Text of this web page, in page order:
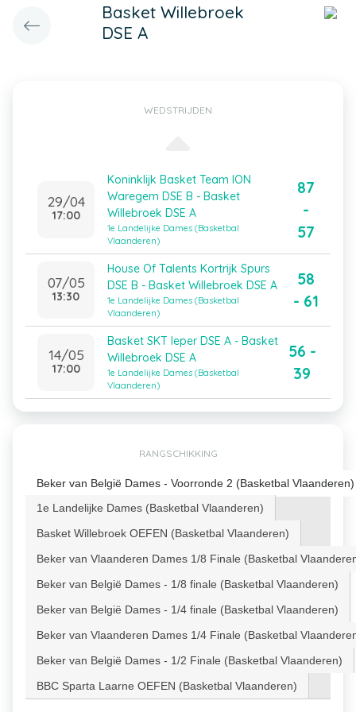
Basket Willebroek
DSE A
WEDSTRIJDEN
29/04
17:00
Koninklijk Basket Team ION
Waregem DSE B - Basket
Willebroek DSE A
1e Landelijke Dames (Basketbal
Vlaanderen)
87
-
57
07/05
13:30
House Of Talents Kortrijk Spurs
DSE B - Basket Willebroek DSE A
1e Landelijke Dames (Basketbal
Vlaanderen)
58
- 61
14/05
17:00
Basket SKT Ieper DSE A - Basket
Willebroek DSE A
1e Landelijke Dames (Basketbal
Vlaanderen)
56 -
39
RANGSCHIKKING
Beker van België Dames - Voorronde 2 (Basketbal Vlaanderen)
1e Landelijke Dames (Basketbal Vlaanderen)
Basket Willebroek OEFEN (Basketbal Vlaanderen)
Beker van Vlaanderen Dames 1/8 Finale (Basketbal
Beker van België Dames - 1/8 finale (Basketbal Vlaanderen)
Beker van België Dames - 1/4 finale (Basketbal Vlaanderen)
Beker van Vlaanderen Dames 1/4 Finale (Basketbal
Beker van België Dames - 1/2 Finale (Basketbal Vlaanderen)
BBC Sparta Laarne OEFEN (Basketbal Vlaanderen)